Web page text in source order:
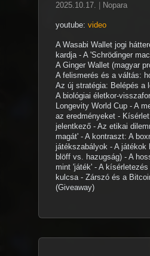
2025.10.17. Nopara
youtube: video
A Wasabi Wallet jogi
kardja - A 'Schrödinger
A Ginger Wallet (magyar
A felismerés és a váltás:
Az új stratégia: Belépés a
A biológiai életkor-
Longevity World Cup - A
az eredményeket -
jelentkező - Az etikai
magát' - A kontraszt: A
játékszabályok - A játékok
blöff vs. hazugság) - A
mint 'játék' - A
kulcsa - Zárszó és a
(Giveaway)